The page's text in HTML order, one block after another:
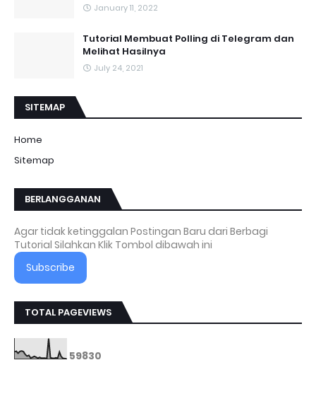
January 11, 2022
Tutorial Membuat Polling di Telegram dan
Melihat Hasilnya
July 24, 2021
SITEMAP
Home
Sitemap
BERLANGGANAN
Agar tidak ketinggalan Postingan Baru dari Berbagi
Tutorial Silahkan Klik Tombol dibawah ini
Subscribe
TOTAL PAGEVIEWS
59830